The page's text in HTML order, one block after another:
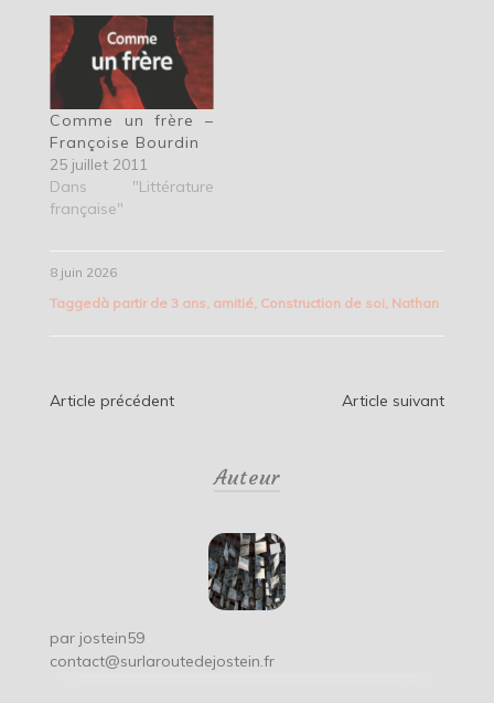
Comme un frère –
Françoise Bourdin
25 juillet 2011
Dans "Littérature
française"
8 juin 2026
Taggedà partir de 3 ans amitié Construction de soi, Nathan
Navigation
Article précédent Article suivant
Auteur
par jostein59
contact@surlaroutedejostein.fr